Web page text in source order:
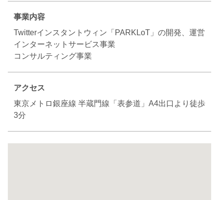
事業内容
Twitterインスタントウィン「PARKLoT」の開発、運営
インターネットサービス事業
コンサルティング事業
アクセス
東京メトロ銀座線 半蔵門線「表参道」A4出口より徒歩
3分